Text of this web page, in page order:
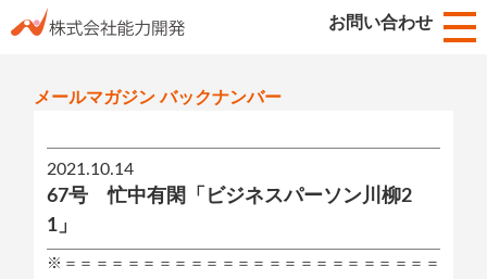
お問い合わせ
お知らせ
HOME
メールマガジン バックナンバー
2021.10.14
67号 忙中有閑「ビジネスパーソン川柳2
1」
※＝＝＝＝＝＝＝＝＝＝＝＝＝＝＝＝＝＝＝＝＝＝＝＝